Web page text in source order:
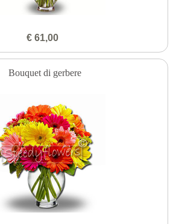
€ 61,00
Bouquet di gerbere